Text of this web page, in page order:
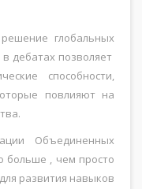
глобальных
дебатах позволяет
способности,
повлияют на
Объединенных
больше , чем просто
развития навыков